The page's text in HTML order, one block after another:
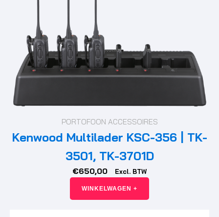
PORTOFOON ACCESSOIRES
Kenwood Multilader KSC-356 | TK-
3501, TK-3701D
€650,00 Excl. BTW
WINKELWAGEN +